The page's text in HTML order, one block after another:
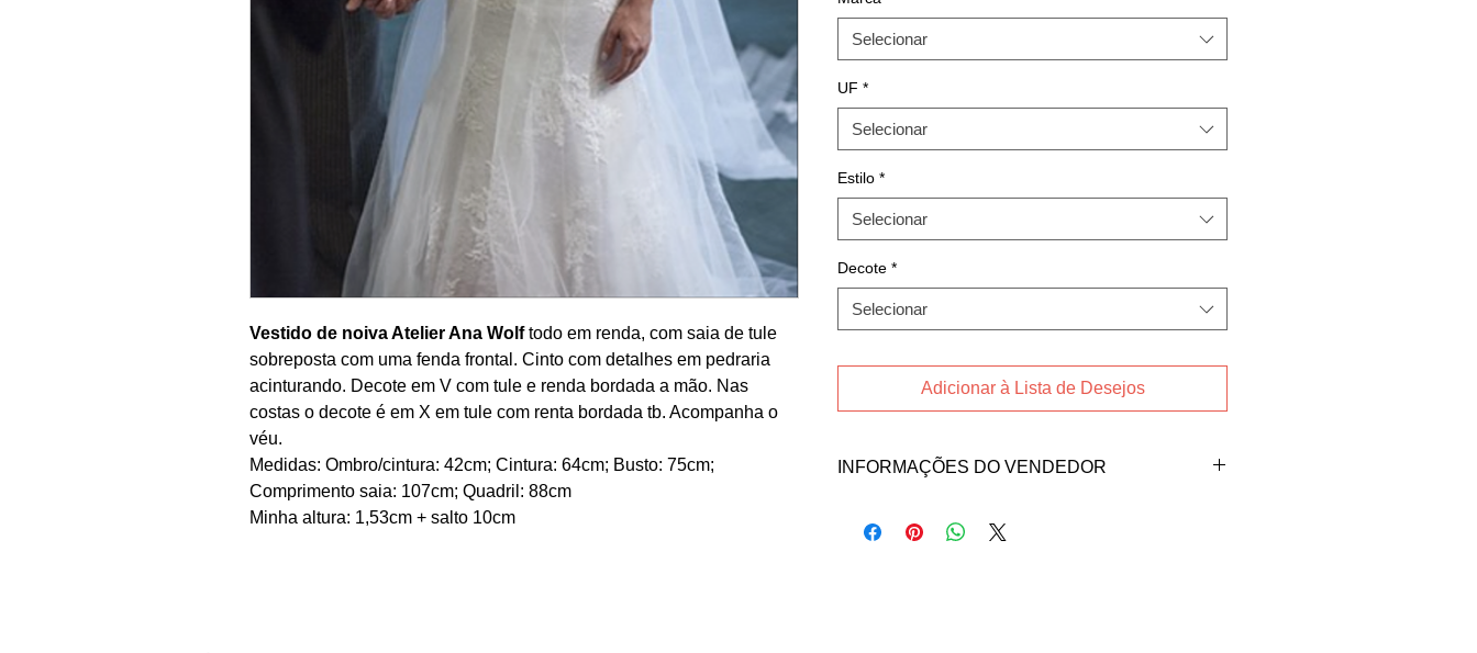
Vestido de noiva Atelier Ana Wolftodo em renda, com saia de tule
sobreposta com uma fenda frontal. Cinto com detalhes em pedraria
acinturando. Decote em V com tule e renda bordada a mão. Nas
costas o decote é em X em tule com renta bordada tb. Acompanha o
véu.
Medidas: Ombro/cintura: 42cm; Cintura: 64cm; Busto: 75cm;
Comprimento saia: 107cm; Quadril: 88cm
Minha altura: 1,53cm + salto 10cm
Selecionar
UF *
Selecionar
Estilo *
Selecionar
Decote *
Selecionar
Adicionar à Lista de Desejos
INFORMAÇÕES DO VENDEDOR
abaixo: